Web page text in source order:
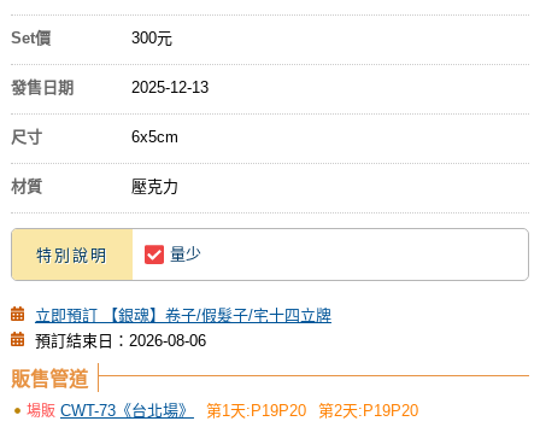
Set價 300元
發售日期 2025-12-13
尺寸 6x5cm
材質 壓克力
特別說明 量少
立即預訂 【銀魂】卷子/假髮子/宅十四立牌
預訂結束日：2026-08-06
販售管道
場販 CWT-73《台北場》 第1天:P19P20 第2天:P19P20